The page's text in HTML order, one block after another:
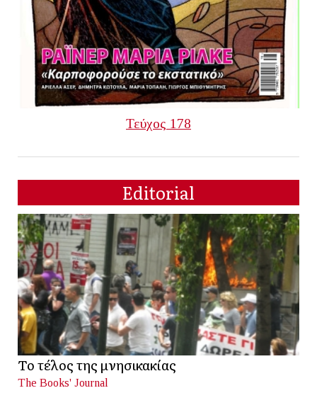
Τεύχος 178
Editorial
Το τέλος της μνησικακίας
The Books' Journal